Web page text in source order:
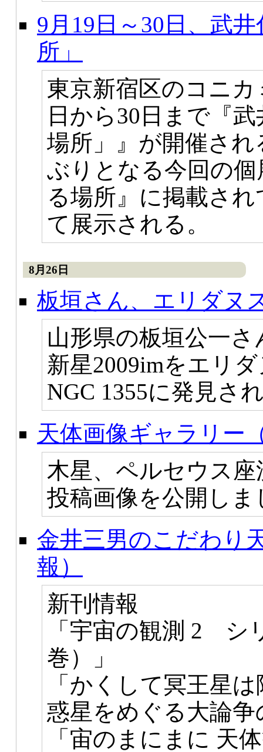
9月19日～30日、武
所」
東京新宿区のコニ
日から30日まで『
場所」』が開催さ
ぶりとなる今回の
る場所』に掲載さ
て展示される。
8月26日
板垣さん、エリダヌ
山形県の板垣公一
新星2009imをエリ
NGC 1355に発見さ
天体画像ギャラリー
木星、ペルセウス
投稿画像を公開しま
金井三男のこだわり
報）
新刊情報
「宇宙の観測 2 シ
巻）」
「かくして冥王星
惑星をめぐる大論
「宙のまにまに 天